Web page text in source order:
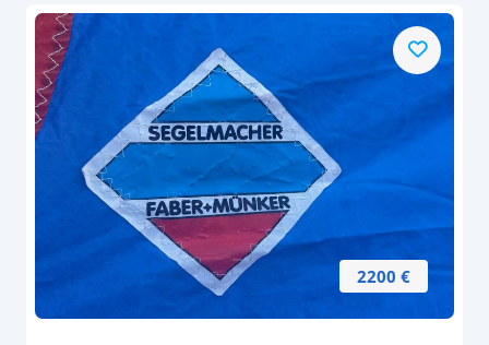
2200 €